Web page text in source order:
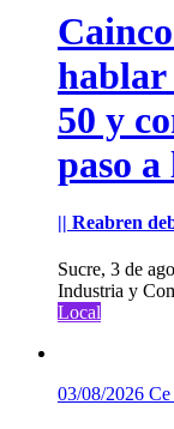
hablar
50 y
paso
|| Reabren
Sucre, 3 de
Industria y
Local
03/08/2026 Ce